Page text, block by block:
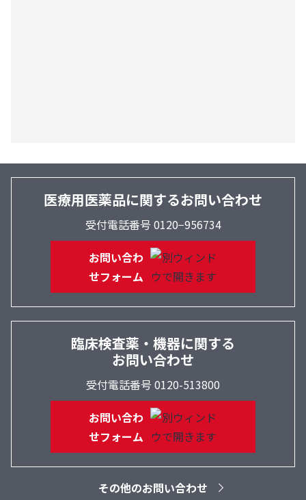
医療用医薬品に関するお問い合わせ
受付電話番号 0120−956734
お問い合わ
せフォーム
臨床検査薬・機器に関する
お問い合わせ
受付電話番号 0120-513800
お問い合わ
せフォーム
その他のお問い合わせ